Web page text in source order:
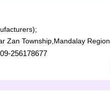
Zan Township,Mandalay Region
256178677